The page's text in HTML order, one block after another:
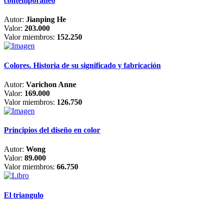
Autor: Jianping He
Valor: 203.000
Valor miembros: 152.250
Colores. Historia de su significado y fabricación
Autor: Varichon Anne
Valor: 169.000
Valor miembros: 126.750
Principios del diseño en color
Autor: Wong
Valor: 89.000
Valor miembros: 66.750
El triangulo